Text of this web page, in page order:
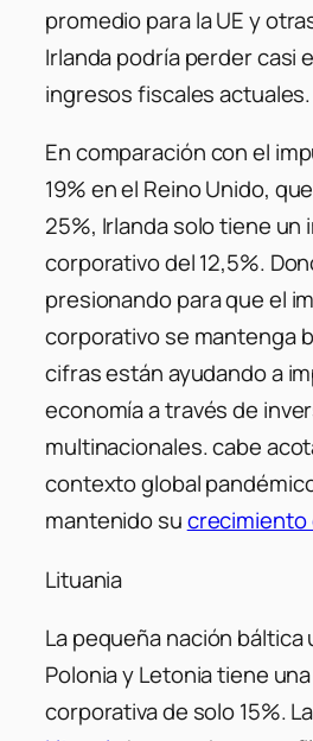
promedio para la UE y
Irlanda podría perder casi
ingresos fiscales actuales.
En comparación con el
19% en el Reino Unido,
25%, Irlanda solo tiene un
corporativo del 12,5%.
presionando para que el
corporativo se mantenga
cifras están ayudando a
economía a través de
multinacionales. cabe
contexto global
mantenido sucrecimiento
Lituania
La pequeña nación báltica
Polonia y Letonia tiene
corporativa de solo 15%.